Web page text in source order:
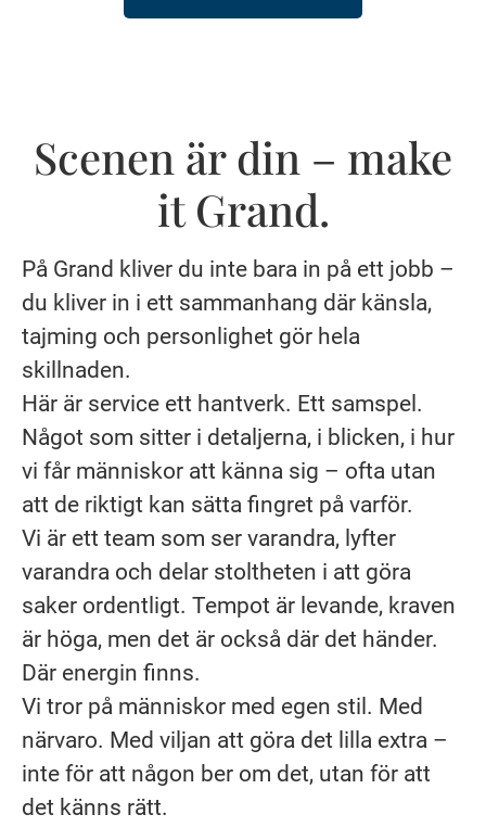
Scenen är din – make
it Grand.
På Grand kliver du inte bara in på ett jobb –
du kliver in i ett sammanhang där känsla,
tajming och personlighet gör hela
skillnaden.
Här är service ett hantverk. Ett samspel.
Något som sitter i detaljerna, i blicken, i hur
vi får människor att känna sig – ofta utan
att de riktigt kan sätta fingret på varför.
Vi är ett team som ser varandra, lyfter
varandra och delar stoltheten i att göra
saker ordentligt. Tempot är levande, kraven
är höga, men det är också där det händer.
Där energin finns.
Vi tror på människor med egen stil. Med
närvaro. Med viljan att göra det lilla extra –
inte för att någon ber om det, utan för att
det känns rätt.